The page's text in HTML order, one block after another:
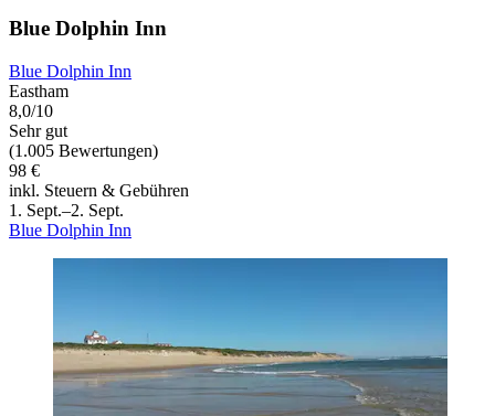
Blue Dolphin Inn
Blue Dolphin Inn
Eastham
8,0/10
Sehr gut
(1.005 Bewertungen)
98 €
inkl. Steuern & Gebühren
1. Sept.–2. Sept.
Blue Dolphin Inn